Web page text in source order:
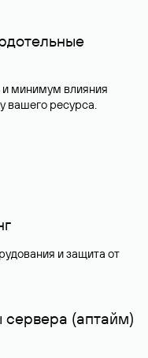
минимум влияния
вашего ресурса.
и защита от
сервера (аптайм)